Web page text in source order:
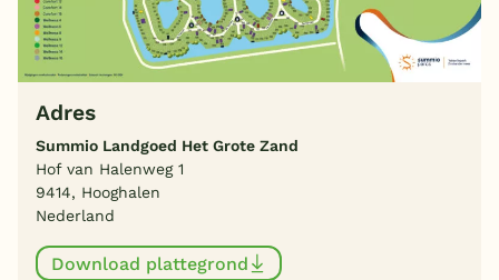
Adres
Summio Landgoed Het Grote Zand
Hof van Halenweg 1
9414, Hooghalen
Nederland
Download plattegrond